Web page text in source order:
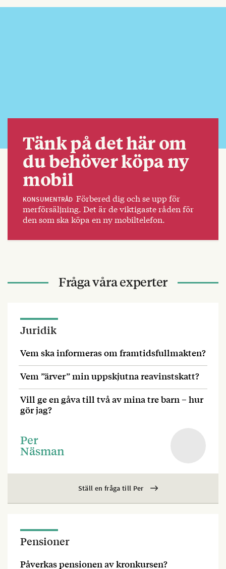
Tänk på det här om
du behöver köpa ny
mobil
KONSUMENTRÅD Förbered dig och se upp för
merförsäljning. Det är de viktigaste råden för
den som ska köpa en ny mobiltelefon.
Fråga våra experter
Juridik
Vem ska informeras om framtidsfullmakten?
Vem ”ärver” min uppskjutna reavinstskatt?
Vill ge en gåva till två av mina tre barn – hur
gör jag?
Per
Näsman
Ställ en fråga till Per
Pensioner
Påverkas pensionen av kronkursen?